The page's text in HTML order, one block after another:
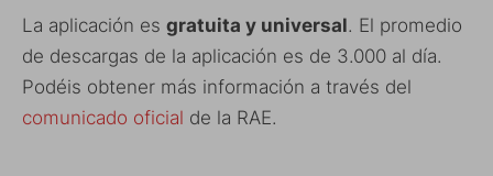
La aplicación es gratuita y universal. El promedio
de descargas de la aplicación es de 3.000 al día.
Podéis obtener más información a través del
comunicado oficial de la RAE.